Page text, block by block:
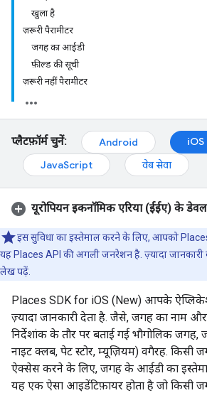
खुला है
ज़रूरी पैरामीटर
जगह का आईडी
फ़ील्ड की सूची
ज़रूरी नहीं पैरामीटर
प्लैटफ़ॉर्म चुनें: Android
iOS
JavaScript
वेब सेवा
यूरोपियन इकनॉमिक एरिया (ईईए) के
इस सुविधा का इस्तेमाल करने के लिए, आपको
यह Places API की अगली जनरेशन है. ज़्यादा जानकारी
लेख पढ़ें.
Places SDK for iOS (New) आपके
ज़्यादा जानकारी देता है. जैसे, जगह का नाम
निर्देशांक के तौर पर बताई गई भौगोलिक
नाइट क्लब, पेट स्टोर, म्यूज़ियम) वगैरह. किसी
ऐक्सेस करने के लिए, जगह के आईडी का
यह एक ऐसा आइडेंटिफ़ायर होता है जो किसी